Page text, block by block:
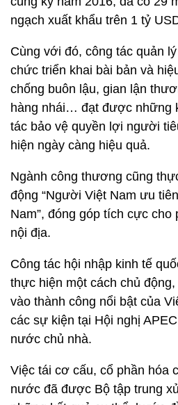
ngạch xuất khẩu trên 1 tỷ
Cùng với đó, công tác quản
chức triển khai bài bản và
chống buôn lậu, gian lận
hàng nhái… đạt được những
tác bảo vệ quyền lợi người
hiện ngày càng hiệu quả.
Ngành công thương cũng
động “Người Việt Nam ưu
Nam”, đóng góp tích cực
nội địa.
Công tác hội nhập kinh tế
thực hiện một cách chủ
vào thành công nổi bật của
các sự kiện tại Hội nghị
nước chủ nhà.
Việc tái cơ cấu, cổ phần hóa
nước đã được Bộ tập trung